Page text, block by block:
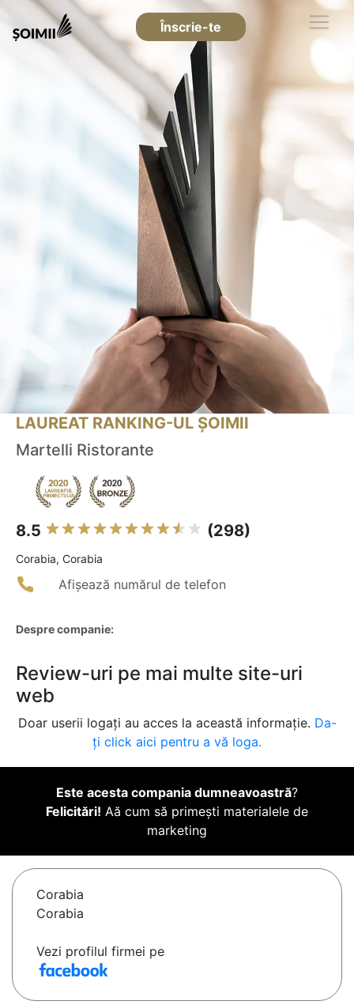
Înscrie-te
LAUREAT RANKING-UL ȘOIMII
Martelli Ristorante
8.5 (298)
Corabia, Corabia
Afișează numărul de telefon
Despre companie:
Review-uri pe mai multe site-uri
web
Doar userii logați au acces la această informație. Da-
ți click aici pentru a vă loga.
Este acesta compania dumneavoastră?
Felicitări! Aă cum să primești materialele de
marketing
Corabia
Corabia
Vezi profilul firmei pe